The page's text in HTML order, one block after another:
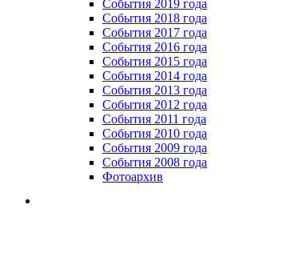
События 2019 года
События 2018 года
События 2017 года
События 2016 года
События 2015 года
События 2014 года
События 2013 года
События 2012 года
События 2011 года
События 2010 года
События 2009 года
События 2008 года
Фотоархив